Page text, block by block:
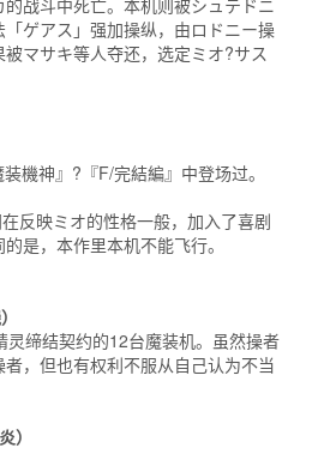
战斗中死亡。本机则被シュテドニ
ゲアス」强加操纵，由ロドニー操
マサキ等人夺还，选定ミオ?サス
機神』?『F/完結編』中登场过。
反映ミオ的性格一般，加入了喜剧
是，本作里本机不能飞行。
灵缔结契约的12台魔装机。虽然操者
，但也有权利不服从自己认为不当
）